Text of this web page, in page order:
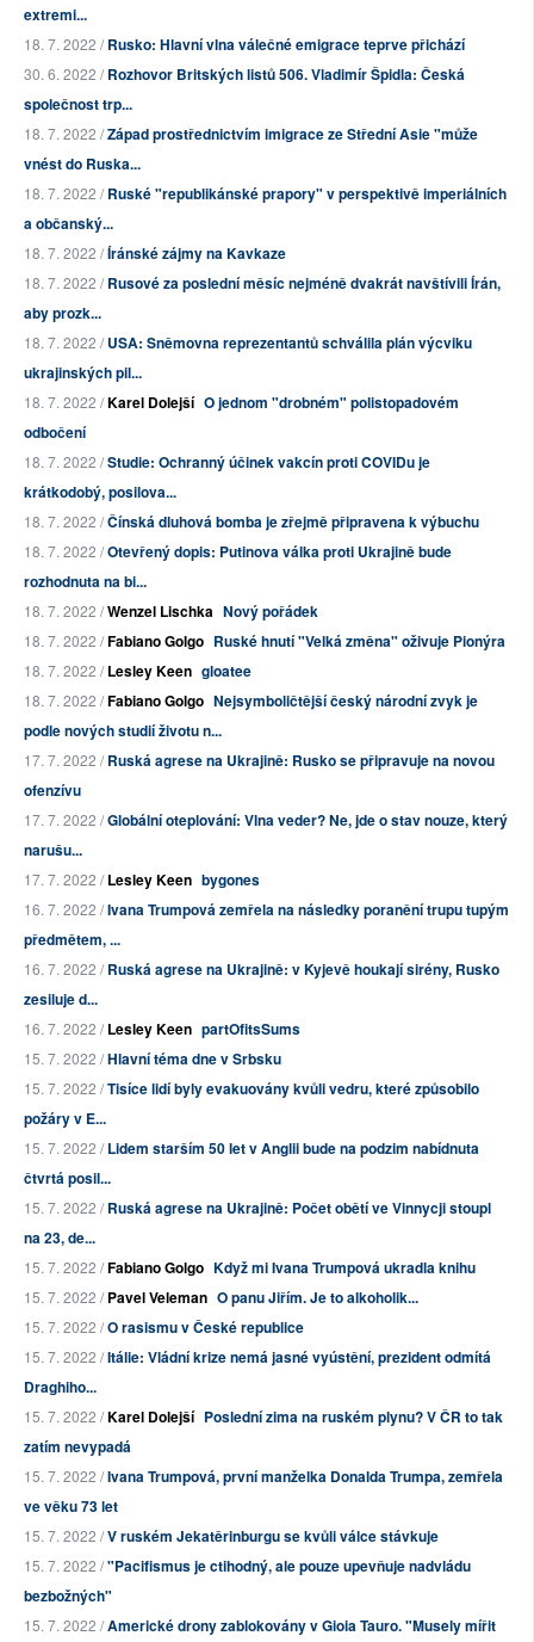
extremi...
18. 7. 2022 /Rusko: Hlavní vlna válečné emigrace teprve přichází
30. 6. 2022 /Rozhovor Britských listů 506. Vladimír Špidla: Česká
společnost trp...
18. 7. 2022 /Západ prostřednictvím imigrace ze Střední Asie "může
vnést do Ruska...
18. 7. 2022 /Ruské "republikánské prapory" v perspektivě imperiálních
a občanský...
18. 7. 2022 /Íránské zájmy na Kavkaze
18. 7. 2022 /Rusové za poslední měsíc nejméně dvakrát navštívili Írán,
aby prozk...
18. 7. 2022 /USA: Sněmovna reprezentantů schválila plán výcviku
ukrajinských pil...
18. 7. 2022 /Karel Dolejší O jednom "drobném" polistopadovém
odbočení
18. 7. 2022 /Studie: Ochranný účinek vakcín proti COVIDu je
krátkodobý, posilova...
18. 7. 2022 /Čínská dluhová bomba je zřejmě připravena k výbuchu
18. 7. 2022 /Otevřený dopis: Putinova válka proti Ukrajině bude
rozhodnuta na bi...
18. 7. 2022 /Wenzel Lischka Nový pořádek
18. 7. 2022 /Fabiano Golgo Ruské hnutí "Velká změna" oživuje Pionýra
18. 7. 2022 /Lesley Keen gloatee
18. 7. 2022 /Fabiano Golgo Nejsymboličtější český národní zvyk je
podle nových studií životu n...
17. 7. 2022 /Ruská agrese na Ukrajině: Rusko se připravuje na novou
ofenzívu
17. 7. 2022 /Globální oteplování: Vlna veder? Ne, jde o stav nouze, který
narušu...
17. 7. 2022 /Lesley Keen bygones
16. 7. 2022 /Ivana Trumpová zemřela na následky poranění trupu tupým
předmětem, ...
16. 7. 2022 /Ruská agrese na Ukrajině: v Kyjevě houkají sirény, Rusko
zesiluje d...
16. 7. 2022 /Lesley Keen partOfitsSums
15. 7. 2022 /Hlavní téma dne v Srbsku
15. 7. 2022 /Tisíce lidí byly evakuovány kvůli vedru, které způsobilo
požáry v E...
15. 7. 2022 /Lidem starším 50 let v Anglii bude na podzim nabídnuta
čtvrtá posil...
15. 7. 2022 /Ruská agrese na Ukrajině: Počet obětí ve Vinnycji stoupl
na 23, de...
15. 7. 2022 /Fabiano Golgo Když mi Ivana Trumpová ukradla knihu
15. 7. 2022 /Pavel Veleman O panu Jiřím. Je to alkoholik...
15. 7. 2022 /O rasismu v České republice
15. 7. 2022 /Itálie: Vládní krize nemá jasné vyústění, prezident odmítá
Draghiho...
15. 7. 2022 /Karel Dolejší Poslední zima na ruském plynu? V ČR to tak
zatím nevypadá
15. 7. 2022 /Ivana Trumpová, první manželka Donalda Trumpa, zemřela
ve věku 73 let
15. 7. 2022 /V ruském Jekatěrinburgu se kvůli válce stávkuje
15. 7. 2022 /"Pacifismus je ctihodný, ale pouze upevňuje nadvládu
bezbožných"
15. 7. 2022 /Americké drony zablokovány v Gioia Tauro. "Musely mířit